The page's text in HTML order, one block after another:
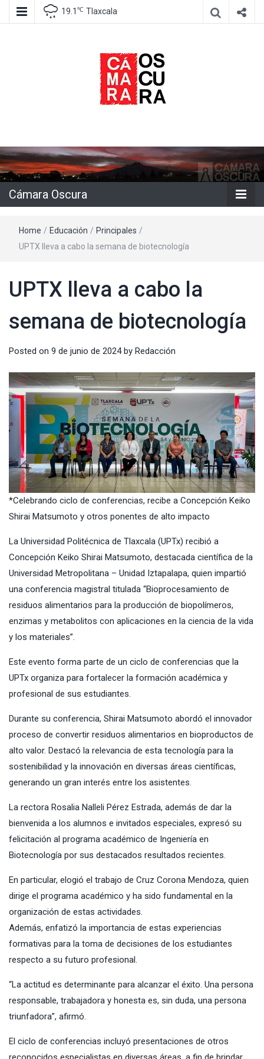
19.1 ℃ Tlaxcala
Cámara
Oscura
Cámara Oscura
Home / Educación / Principales /
UPTX lleva a cabo la semana de biotecnología
UPTX lleva a cabo la
semana de biotecnología
Posted on 9 de junio de 2024by Redacción
*Celebrando ciclo de conferencias, recibe a Concepción Keiko
Shirai Matsumoto y otros ponentes de alto impacto
La Universidad Politécnica de Tlaxcala (UPTx) recibió a
Concepción Keiko Shirai Matsumoto, destacada científica de la
Universidad Metropolitana – Unidad Iztapalapa, quien impartió
una conferencia magistral titulada “Bioprocesamiento de
residuos alimentarios para la producción de biopolímeros,
enzimas y metabolitos con aplicaciones en la ciencia de la vida
y los materiales”.
Este evento forma parte de un ciclo de conferencias que la
UPTx organiza para fortalecer la formación académica y
profesional de sus estudiantes.
Durante su conferencia, Shirai Matsumoto abordó el innovador
proceso de convertir residuos alimentarios en bioproductos de
alto valor. Destacó la relevancia de esta tecnología para la
sostenibilidad y la innovación en diversas áreas científicas,
generando un gran interés entre los asistentes.
La rectora Rosalia Nalleli Pérez Estrada, además de dar la
bienvenida a los alumnos e invitados especiales, expresó su
felicitación al programa académico de Ingeniería en
Biotecnología por sus destacados resultados recientes.
En particular, elogió el trabajo de Cruz Corona Mendoza, quien
dirige el programa académico y ha sido fundamental en la
organización de estas actividades.
Además, enfatizó la importancia de estas experiencias
formativas para la toma de decisiones de los estudiantes
respecto a su futuro profesional.
“La actitud es determinante para alcanzar el éxito. Una persona
responsable, trabajadora y honesta es, sin duda, una persona
triunfadora”, afirmó.
El ciclo de conferencias incluyó presentaciones de otros